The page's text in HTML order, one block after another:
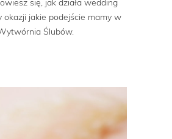
okazji jakie podejście mamy w
Ślubów.